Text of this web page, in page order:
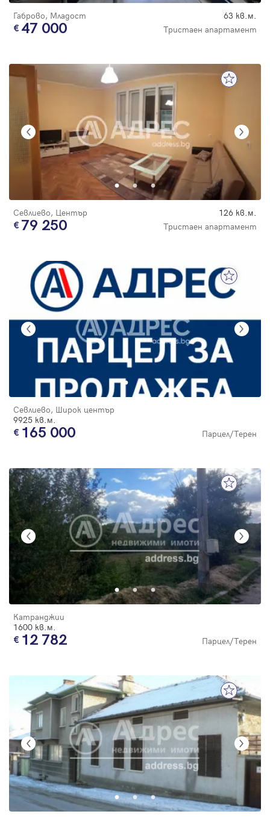
Габрово, Младост 63 кв.м.
47 000 Тристаен апартамент
Севлиево, Център 126 кв.м.
79 250 Тристаен апартамент
Севлиево, Широк център
9925 кв.м.
165 000 Парцел/Терен
Катранджии
1600 кв.м.
12 782 Парцел/Терен